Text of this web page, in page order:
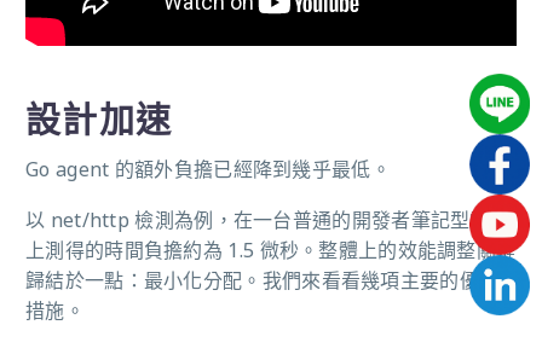
設計加速
Go agent 的額外負擔已經降到幾乎最低。
以 net/http 檢測為例，在一台普通的開發者筆記型電腦
上測得的時間負擔約為 1.5 微秒。整體上的效能調整關鍵
歸結於一點：最小化分配。我們來看看幾項主要的優化
措施。